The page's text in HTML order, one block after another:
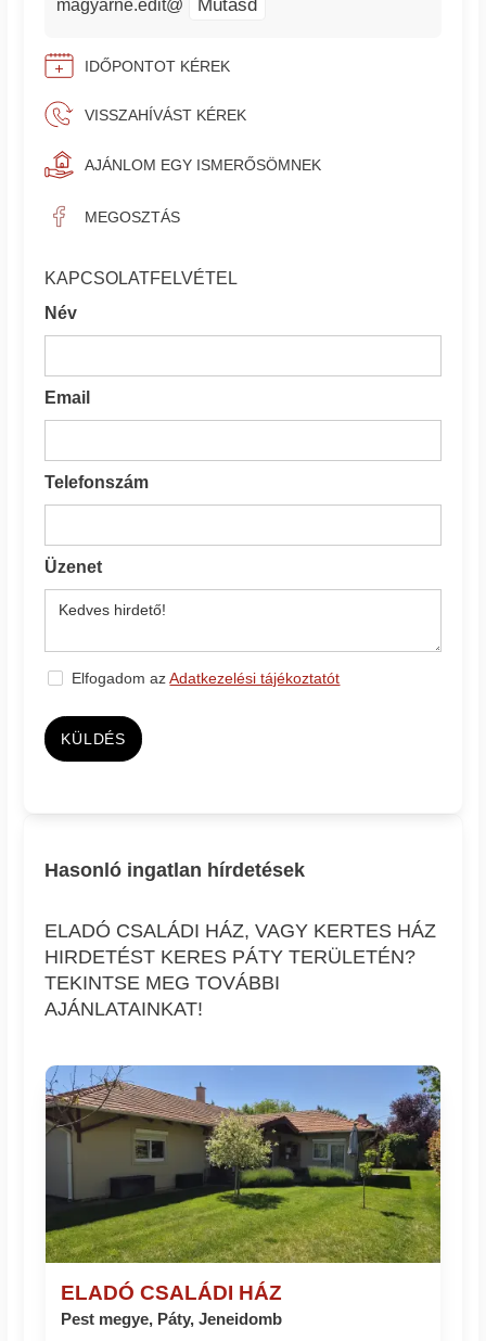
magyarne.edit@ Mutasd
IDŐPONTOT KÉREK
VISSZAHÍVÁST KÉREK
AJÁNLOM EGY ISMERŐSÖMNEK
MEGOSZTÁS
KAPCSOLATFELVÉTEL
Név
Email
Telefonszám
Üzenet
Elfogadom azAdatkezelési tájékoztatót
KÜLDÉS
Hasonló ingatlan hírdetések
ELADÓ CSALÁDI HÁZ, VAGY KERTES HÁZ
HIRDETÉST KERES PÁTY TERÜLETÉN?
TEKINTSE MEG TOVÁBBI
AJÁNLATAINKAT!
ELADÓ CSALÁDI HÁZ
Pest megye, Páty, Jeneidomb